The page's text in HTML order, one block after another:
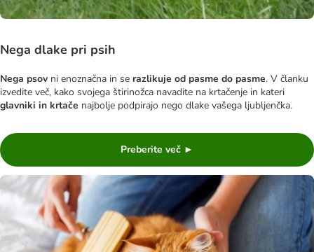
Nega dlake pri psih
Nega psov ni enoznačna in se razlikuje od pasme do pasme. V članku
izvedite več, kako svojega štirinožca navadite na krtačenje in kateri
glavniki in krtače najbolje podpirajo nego dlake vašega ljubljenčka.
Preberite več ►